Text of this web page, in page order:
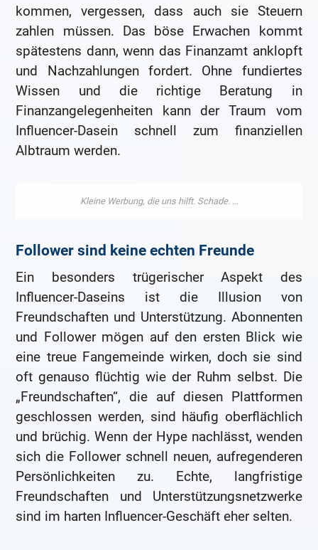
kommen, vergessen, dass auch sie Steuern
zahlen müssen. Das böse Erwachen kommt
spätestens dann, wenn das Finanzamt anklopft
und Nachzahlungen fordert. Ohne fundiertes
Wissen und die richtige Beratung in
Finanzangelegenheiten kann der Traum vom
Influencer-Dasein schnell zum finanziellen
Albtraum werden.
Follower sind keine echten Freunde
Ein besonders trügerischer Aspekt des
Influencer-Daseins ist die Illusion von
Freundschaften und Unterstützung. Abonnenten
und Follower mögen auf den ersten Blick wie
eine treue Fangemeinde wirken, doch sie sind
oft genauso flüchtig wie der Ruhm selbst. Die
„Freundschaften“, die auf diesen Plattformen
geschlossen werden, sind häufig oberflächlich
und brüchig. Wenn der Hype nachlässt, wenden
sich die Follower schnell neuen, aufregenderen
Persönlichkeiten zu. Echte, langfristige
Freundschaften und Unterstützungsnetzwerke
sind im harten Influencer-Geschäft eher selten.